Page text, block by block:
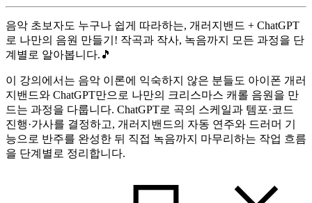
음악 초보자도 누구나 쉽게 따라하는, 개러지밴드 + ChatGPT
로 나만의 음원 만들기! 작곡과 작사, 녹음까지 모든 과정을 단
계별로 알아봅니다.🎵
이 강의에서는 음악 이론에 익숙하지 않은 분들도 아이폰 개러
지밴드와 ChatGPT만으로 나만의 크리스마스 캐롤 음원을 만
드는 과정을 다룹니다. ChatGPT로 곡의 스케일과 템포·코드
진행·가사를 결정하고, 개러지밴드의 자동 연주와 드러머 기
능으로 반주를 완성한 뒤 직접 녹음까지 마무리하는 작업 흐름
을 단계별로 정리합니다.